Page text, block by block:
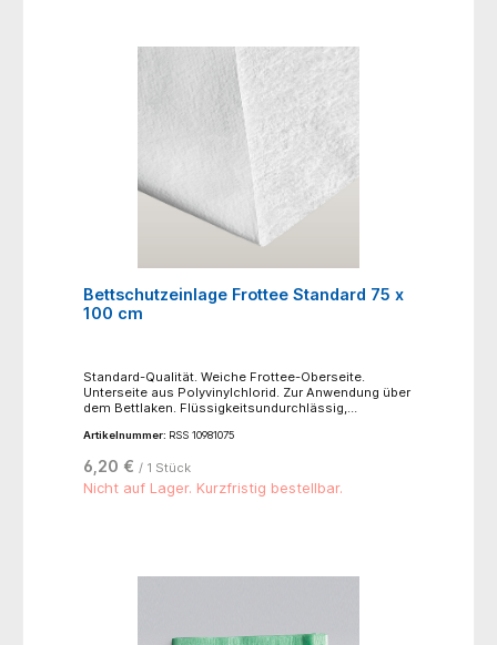
Bettschutzeinlage Frottee Standard 75 x
100 cm
Standard-Qualität. Weiche Frottee-Oberseite.
Unterseite aus Polyvinylchlorid. Zur Anwendung über
dem Bettlaken. Flüssigkeitsundurchlässig,
Normalwaschgang bei 95°C- nicht bügeln- nicht
60°C, schonender Trocknungsprozess
Artikelnummer: RSS 10981075
6,20 € / 1 Stück
Nicht auf Lager. Kurzfristig bestellbar.